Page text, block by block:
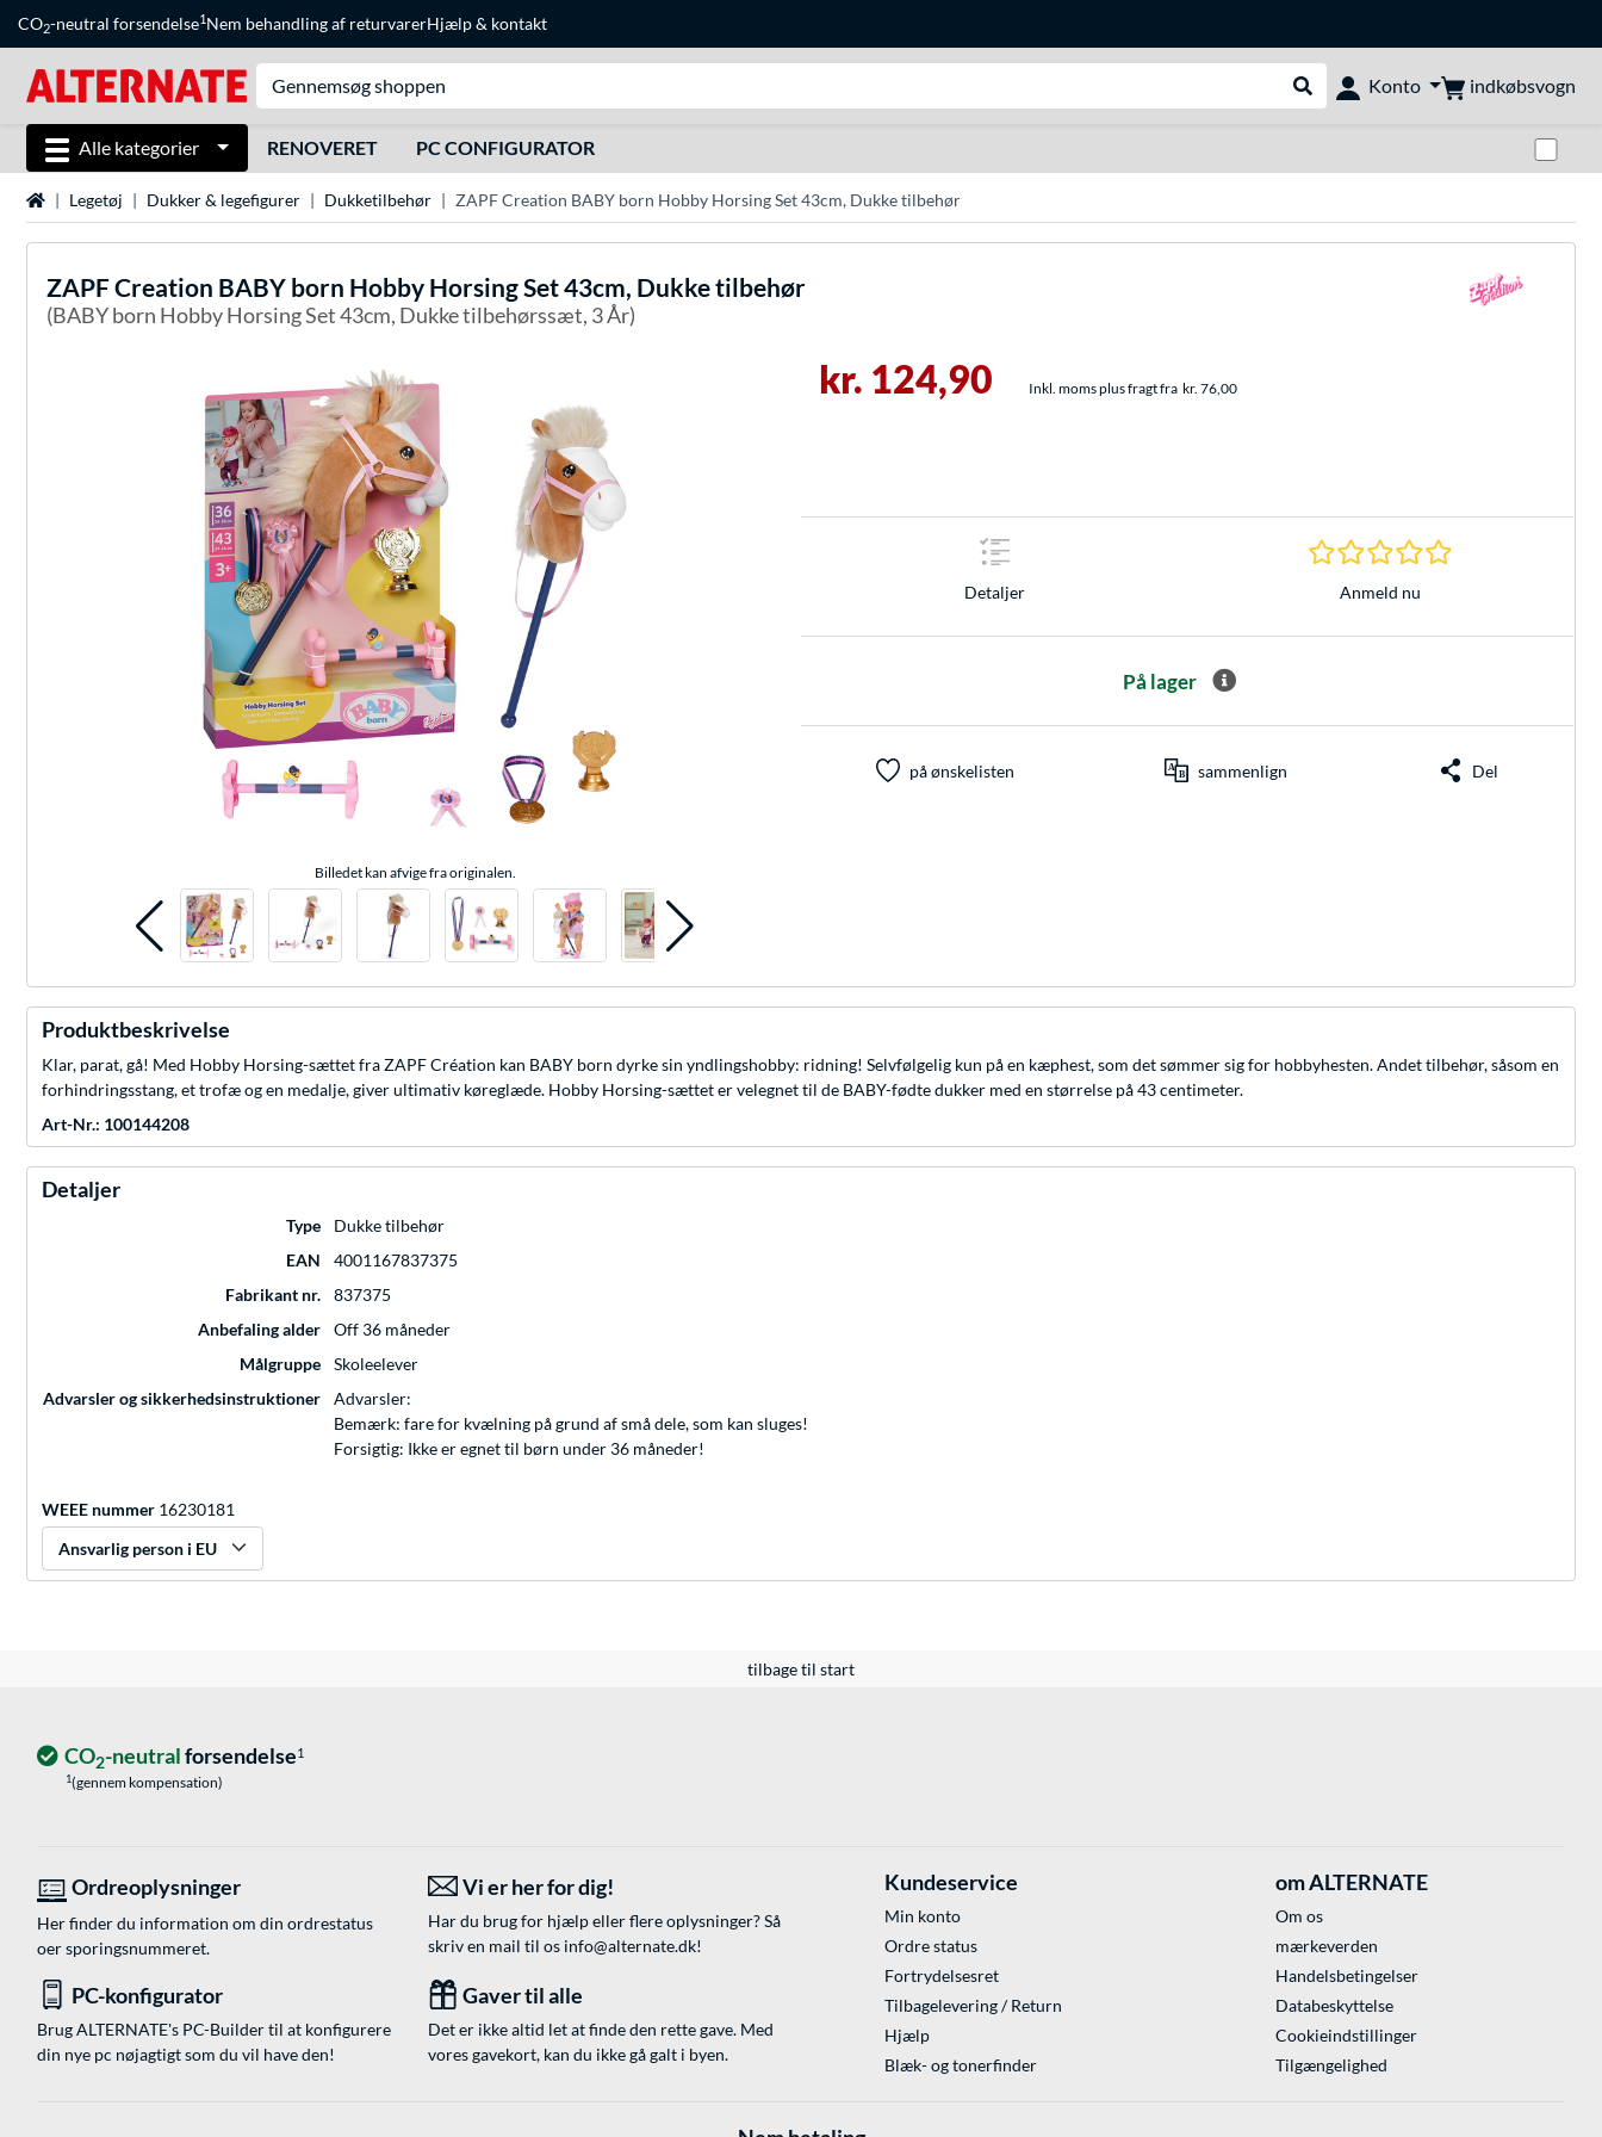
CO2-neutral forsendelse1Nem behandling af returvarerHjælp& kontakt
Udfør søgning
Konto indkøbsvogn
Alle kategorier RENOVERET PC CONFIGURATOR
StartsideLegetøj Dukker & legefigurer Dukketilbehør ZAPF Creation BABY born Hobby Horsing Set 43cm, Dukke tilbehør
ZAPF Creation BABY born Hobby Horsing Set 43cm, Dukke tilbehør
(BABY born Hobby Horsing Set 43cm, Dukke tilbehørssæt, 3 År)
Billedet kan afvige fra originalen.
kr. 124,90 Inkl. moms plus fragt fra kr. 76,00
Detaljer
0.0 Stjerner hos 0
Anmeld nu
På lager
på ønskelisten sammenlign Del
Produktbeskrivelse
Klar, parat, gå! Med Hobby Horsing-sættet fra ZAPF Création kan BABY born dyrke sin yndlingshobby: ridning! Selvfølgelig kun på en kæphest, som det sømmer sig for hobbyhesten. Andet tilbehør, såsom en
forhindringsstang, et trofæ og en medalje, giver ultimativ køreglæde. Hobby Horsing-sættet er velegnet til de BABY-fødte dukker med en størrelse på 43 centimeter.
Art-Nr.: 100144208
Detaljer
Type
Dukke tilbehør
EAN
4001167837375
Fabrikant nr.
837375
Anbefaling alder
Off 36 måneder
Målgruppe
Skoleelever
Advarsler og sikkerhedsinstruktioner
Advarsler:
Bemærk: fare for kvælning på grund af små dele, som kan sluges!
Forsigtig: Ikke er egnet til børn under 36 måneder!
WEEE nummer 16230181
Ansvarlig person i EU
tilbage til start
CO2-neutralforsendelse1
1(gennem kompensation)
Ordreoplysninger
Her finder du information om din ordrestatus
oer sporingsnummeret.
Vi er her for dig!
Har du brug for hjælp eller flere oplysninger? Så
skriv en mail til os info@alternate.dk!
PC-konfigurator
Brug ALTERNATE's PC-Builder til at konfigurere
din nye pc nøjagtigt som du vil have den!
Gaver til alle
Det er ikke altid let at finde den rette gave. Med
vores gavekort, kan du ikke gå galt i byen.
Kundeservice
Min konto
Ordre status
Fortrydelsesret
Tilbagelevering / Return
Hjælp
Blæk- og tonerfinder
om ALTERNATE
Om os
mærkeverden
Handelsbetingelser
Databeskyttelse
Cookieindstillinger
Tilgængelighed